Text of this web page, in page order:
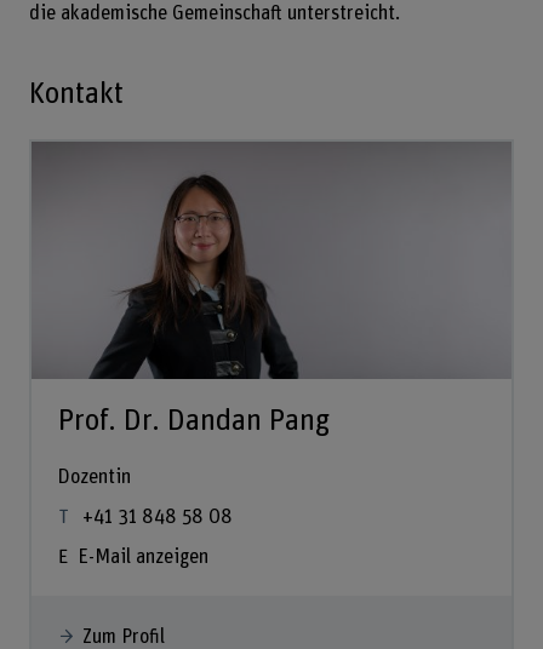
die akademische Gemeinschaft unterstreicht.
Kontakt
Prof. Dr. Dandan Pang
Dozentin
+41 31 848 58 08
E-Mail anzeigen
Zum Profil